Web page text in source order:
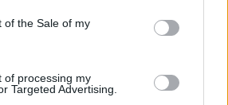
of the Sale of my
of processing my
Targeted Advertising.